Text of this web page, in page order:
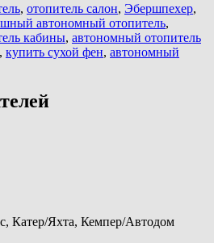
, отопитель салон, Эбершпехер,
автономный отопитель,
кабины, автономный отопитель
, купить сухой фен, автономный
Катер/Яхта, Кемпер/Автодом